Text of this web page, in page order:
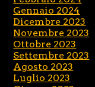
Gennaio 2024
Dicembre 2023
Novembre 2023
Ottobre 2023
Settembre 2023
Agosto 2023
Luglio 2023